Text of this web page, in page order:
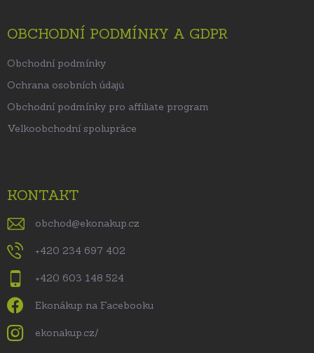
OBCHODNÍ PODMÍNKY A GDPR
Obchodní podmínky
Ochrana osobních údajů
Obchodní podmínky pro affiliate program
Velkoobchodní spolupráce
KONTAKT
obchod@ekonakup.cz
+420 234 697 402
+420 603 148 524
Ekonákup na Facebooku
ekonakup.cz/